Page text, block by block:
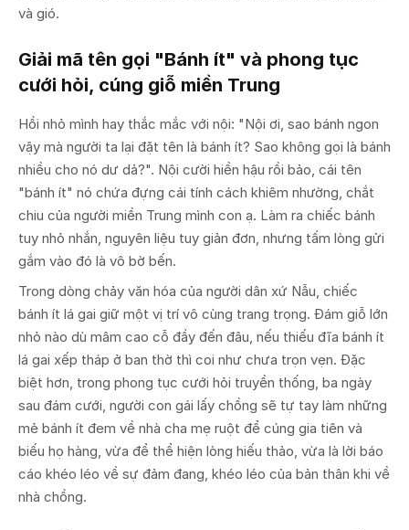
và gió.
Giải mã tên gọi "Bánh ít" và phong tục
cưới hỏi, cúng giỗ miền Trung
Hồi nhỏ mình hay thắc mắc với nội: "Nội ơi, sao bánh ngon
vậy mà người ta lại đặt tên là bánh ít? Sao không gọi là bánh
nhiều cho nó dư dả?". Nội cười hiền hậu rồi bảo, cái tên
"bánh ít" nó chứa đựng cái tính cách khiêm nhường, chắt
chiu của người miền Trung mình con ạ. Làm ra chiếc bánh
tuy nhỏ nhắn, nguyên liệu tuy giản đơn, nhưng tấm lòng gửi
gắm vào đó là vô bờ bến.
Trong dòng chảy văn hóa của người dân xứ Nẫu, chiếc
bánh ít lá gai giữ một vị trí vô cùng trang trọng. Đám giỗ lớn
nhỏ nào dù mâm cao cỗ đầy đến đâu, nếu thiếu đĩa bánh ít
lá gai xếp tháp ở ban thờ thì coi như chưa trọn vẹn. Đặc
biệt hơn, trong phong tục cưới hỏi truyền thống, ba ngày
sau đám cưới, người con gái lấy chồng sẽ tự tay làm những
mẻ bánh ít đem về nhà cha mẹ ruột để cúng gia tiên và
biếu họ hàng, vừa để thể hiện lòng hiếu thảo, vừa là lời báo
cáo khéo léo về sự đảm đang, khéo léo của bản thân khi về
nhà chồng.